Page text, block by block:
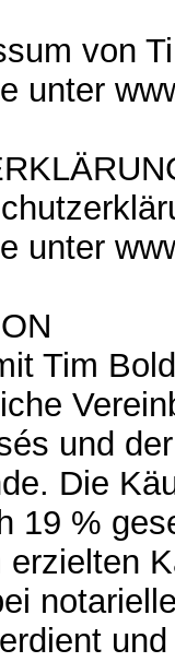
von
unter
unter
Tim
und
Die
19 %